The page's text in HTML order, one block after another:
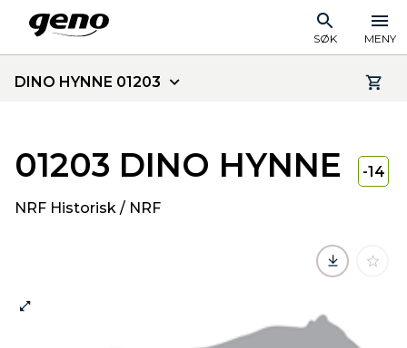
SØK MENY
DINO HYNNE 01203
01203 DINO HYNNE
NRF Historisk / NRF
-14